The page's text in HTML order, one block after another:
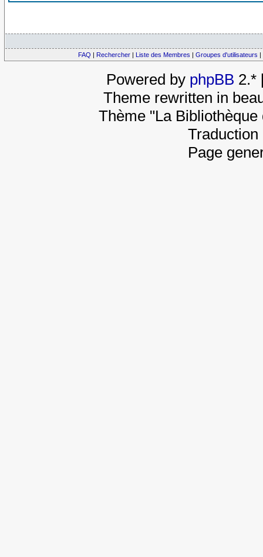
FAQ | Rechercher | Liste des Membres | Groupes d'utilisateurs |
Powered by phpBB 2.*
Theme rewritten in
Thème "La
Page